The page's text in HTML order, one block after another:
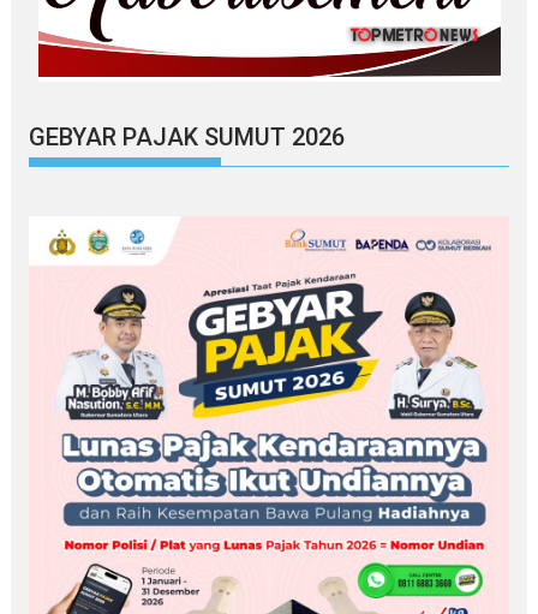
GEBYAR PAJAK SUMUT 2026